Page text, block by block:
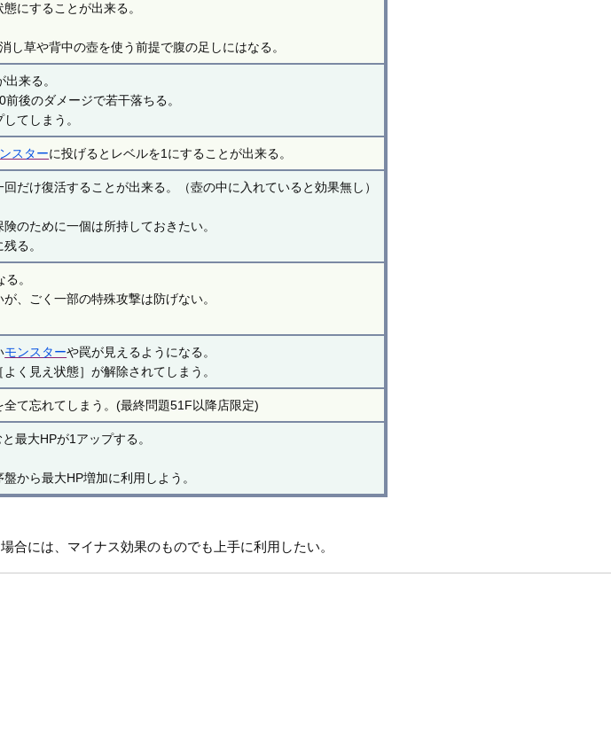
にすることが出来る。
し草や背中の壺を使う前提で腹の足しにはなる。
来る。
後のダメージで若干落ちる。
てしまう。
スターに投げるとレベルを1にすることが出来る。
だけ復活することが出来る。（壺の中に入れていると効果無し）
のために一個は所持しておきたい。
る。
。
、ごく一部の特殊攻撃は防げない。
モンスターや罠が見えるようになる。
く見え状態］が解除されてしまう。
て忘れてしまう。(最終問題51F以降店限定)
最大HPが1アップする。
から最大HP増加に利用しよう。
合には、マイナス効果のものでも上手に利用したい。